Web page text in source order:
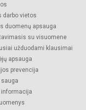
darbo vietos
duomenų apsauga
su visuomene
užduodami klausimai
apsauga
prevencija
sauga
informacija